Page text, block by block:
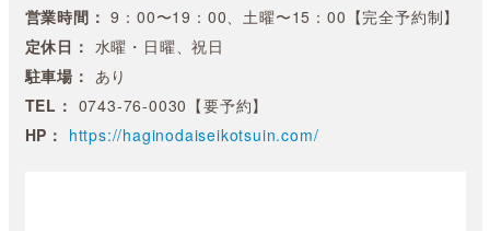
営業時間： 9：00〜19：00、土曜〜15：00【完全予約制】
定休日： 水曜・日曜、祝日
駐車場： あり
TEL： 0743-76-0030【要予約】
HP： https://haginodaiseikotsuin.com/